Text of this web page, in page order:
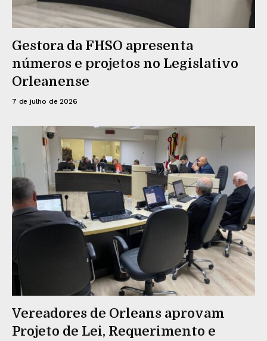
Gestora da FHSO apresenta
números e projetos no Legislativo
Orleanense
7 de julho de 2026
Vereadores de Orleans aprovam
Projeto de Lei, Requerimento e